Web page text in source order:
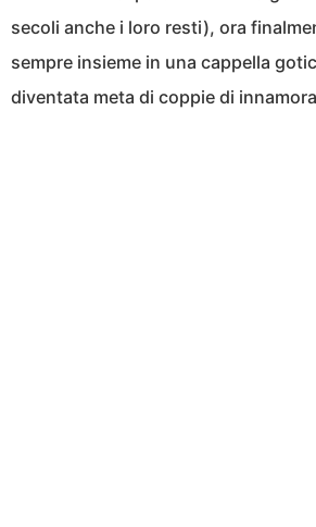
secoli anche i loro resti), ora
sempre insieme in una cappella
diventata meta di coppie di